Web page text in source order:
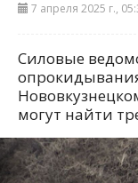
7 апреля 2025 г.,
Силовые
могут найти